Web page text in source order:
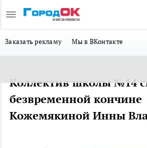
Заказать рекламу Мы в ВКонтакте
Коллектив школы №14
безвременной кончине
Кожемякиной Инны